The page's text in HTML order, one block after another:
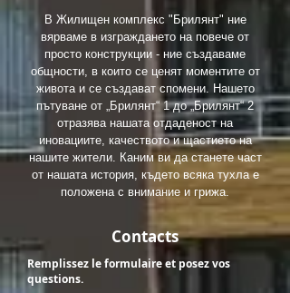
В Жилищен комплекс "Брилянт" ние
вярваме в изграждането на повече от
просто конструкции - ние създаваме
общности, в които се ценят моментите от
живота и се създават спомени. Нашето
пътуване от „Брилянт“ 1 до „Брилянт“ 2
отразява нашата отдаденост на
иновациите, качеството и щастието на
нашите жители. Каним ви да станете част
от нашата история, където всяка тухла е
положена с внимание и грижа.
Contacts
Remplissez le formulaire et posez vos
questions.